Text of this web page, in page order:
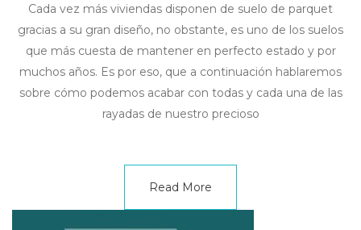
Cada vez más viviendas disponen de suelo de parquet
gracias a su gran diseño, no obstante, es uno de los suelos
que más cuesta de mantener en perfecto estado y por
muchos años. Es por eso, que a continuación hablaremos
sobre cómo podemos acabar con todas y cada una de las
rayadas de nuestro precioso
Read More